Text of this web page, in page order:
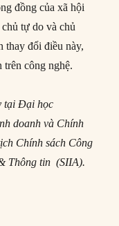
đồng của xã hội
tự do và chủ
thay đổi điều này,
trên công nghệ.
tại Đại học
doanh và Chính
Chính sách Công
Thông tin (SIIA).